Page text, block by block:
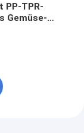
PP-TPR-
Gemüse-